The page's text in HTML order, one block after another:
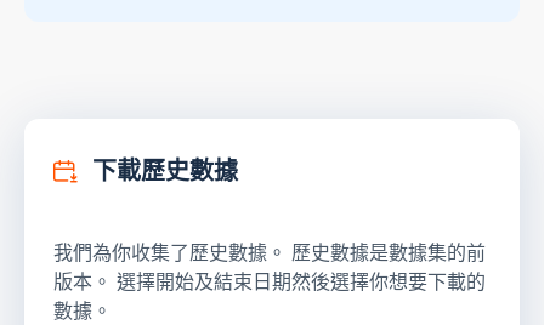
下載歷史數據
我們為你收集了歷史數據。 歷史數據是數據集的前
版本。 選擇開始及結束日期然後選擇你想要下載的
數據。